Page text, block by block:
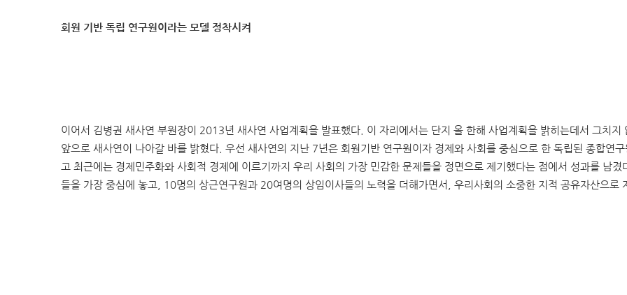
회원 기반 독립 연구원이라는 모델 정착시켜
이어서 김병권 새사연 부원장이 2013년 새사연 사업계획을 발표했다. 이 자리에서는 단지 올 한해 사업계획을 밝히는데서 그치
앞으로 새사연이 나아갈 바를 밝혔다. 우선 새사연의 지난 7년은 회원기반 연구원이자 경제와 사회를 중심으로 한 독립된 종합연
고 최근에는 경제민주화와 사회적 경제에 이르기까지 우리 사회의 가장 민감한 문제들을 정면으로 제기했다는 점에서 성과를 남
들을 가장 중심에 놓고, 10명의 상근연구원과 20여명의 상임이사들의 노력을 더해가면서, 우리사회의 소중한 지적 공유자산으로